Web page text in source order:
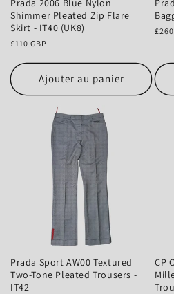
Prada 2006 Blue Nylon
Shimmer Pleated Zip Flare
Skirt - IT40 (UK8)
Prix
£110 GBP
Ajouter au panier
Prix
Prada Sport AW00 Textured
Two-Tone Pleated Trousers -
IT42
CP